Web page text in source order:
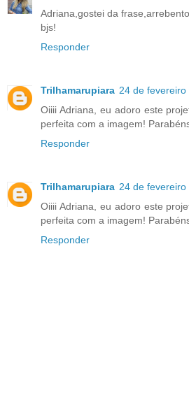
Adriana,gostei da
bjs!
Responder
Trilhamarupiara 24 de
Oiiii Adriana, eu adoro este
perfeita com a imagem!
Responder
Trilhamarupiara 24 de
Oiiii Adriana, eu adoro este
perfeita com a imagem!
Responder